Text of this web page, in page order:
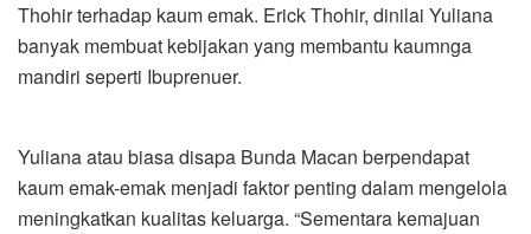
Thohir terhadap kaum emak. Erick Thohir, dinilai Yuliana
banyak membuat kebijakan yang membantu kaumnga
mandiri seperti Ibuprenuer.
Yuliana atau biasa disapa Bunda Macan berpendapat
kaum emak-emak menjadi faktor penting dalam mengelola
meningkatkan kualitas keluarga. “Sementara kemajuan